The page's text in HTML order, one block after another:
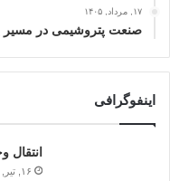
۱۷, مرداد, ۱۴۰۵
صنعت پتروشیمی در مسیر
اینفوگرافی
انتقال
۱۶, تیر, ۱۴۰۵